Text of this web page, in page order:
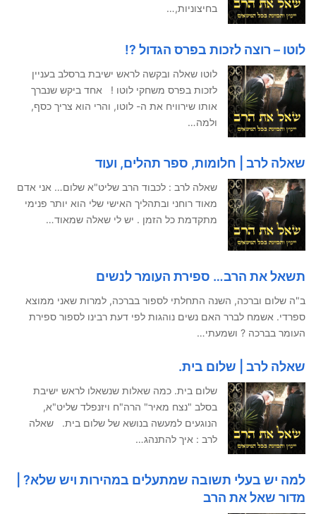
בחיצוניות,…
לוטו – רוצה לזכות בפרס הגדול ?!
לוטו שאלה ובקשה לראש ישיבת ברסלב בעניין
לזכות בפרס משחקי לוטו ! אחד ביקש שנברך
אותו שירוויח את ה- לוטו, והרי הוא צריך כסף,
ולמה…
שאלה לרב | חלומות, ספר תהלים, ועוד
שאלה לרב : לכבוד הרב שליט"א שלום… אני אדם
מאוד רוחני ובתהליך האישי שלי הוא יותר פנימי
מתקדמת כל הזמן . יש לי שאלה שמאוד…
תשאל את הרב… ספירת העומר לנשים
ב"ה שלום וברכה, השנה התחלתי לספור בברכה, למרות שאני ממוצא
ספרדי. אשמח לברר האם נשים נוהגות לפי דעת רבינו לספור ספירת
העומר בברכה ? ושמעתי…
שאלה לרב | שלום בית.
שלום בית. כמה שאלות שנשאלו לראש ישיבת
בסלב "נצח מאיר" הרה"ח ויזנפלד שליט"א,
הנוגעים למעשה בנושא של שלום בית. שאלה
לרב : איך להתנהג…
למה יש בעלי תשובה שמתעלים במהירות ויש שלא? |
מדור שאל את הרב